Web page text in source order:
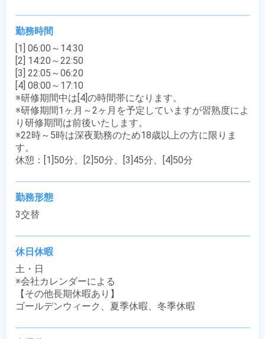
勤務時間
[1] 06:00～14:30
[2] 14:20～22:50
[3] 22:05～06:20
[4] 08:00～17:10
※研修期間中は[4]の時間帯になります。
※研修期間1ヶ月～2ヶ月を予定していますが習熟度によ
り研修期間は前後いたします。
※22時～5時は深夜勤務のため18歳以上の方に限りま
す。
休憩：[1]50分、[2]50分、[3]45分、[4]50分
勤務形態
3交替
休日休暇
土・日
※会社カレンダーによる
【その他長期休暇あり】
ゴールデンウィーク、夏季休暇、冬季休暇